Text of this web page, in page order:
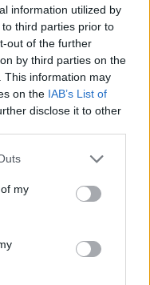
information utilized by
third parties prior to
out of the further
by third parties on the
This information may
on the IAB’s List of
disclose it to other
one or more Google
You may click to
third-party tags to
in below Google
my
em agosto de